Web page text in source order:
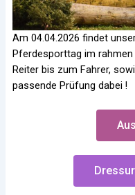
Am 04.04.2026 findet
Pferdesporttag im
Reiter bis zum Fahrer,
passende Prüfung dabei !